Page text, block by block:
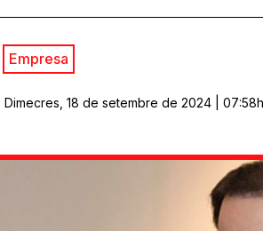
Empresa
Dimecres, 18 de setembre de 2024 | 07:58h